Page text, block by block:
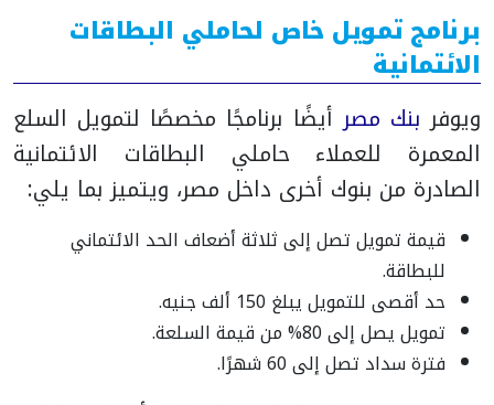
برنامج تمويل خاص لحاملي البطاقات
الائتمانية
ويوفر بنك مصرأيضًا برنامجًا مخصصًا لتمويل السلع
المعمرة للعملاء حاملي البطاقات الائتمانية
الصادرة من بنوك أخرى داخل مصر، ويتميز بما يلي:
قيمة تمويل تصل إلى ثلاثة أضعاف الحد الائتماني
للبطاقة.
حد أقصى للتمويل يبلغ 150 ألف جنيه.
تمويل يصل إلى 80% من قيمة السلعة.
فترة سداد تصل إلى 60 شهرًا.